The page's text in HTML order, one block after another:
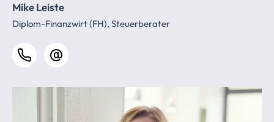
Mike Leiste
Diplom-Finanzwirt (FH), Steuerberater